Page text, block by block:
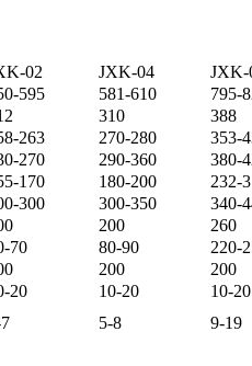
02 JXK-04 JXK-
595 581-610 795-
310 388
263 270-280 353-
270 290-360 380-
170 180-200 232-
300 300-350 340-
200 260
70 80-90 220-
200 200
20 10-20 10-20
5-8 9-19